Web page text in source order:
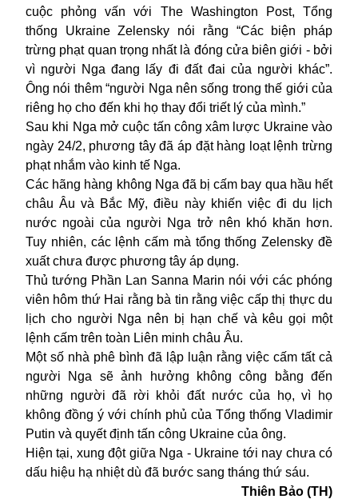
cuộc phỏng vấn với The Washington Post, Tổng
thống UkraineZelensky nói rằng “Các biện pháp
trừng phạt quan trọng nhất là đóng cửa biên giới - bởi
vì người Nga đang lấy đi đất đai của người khác”.
Ông nói thêm “người Nga nên sống trong thế giới của
riêng họ cho đến khi họ thay đổi triết lý của mình.”
Sau khi Nga mở cuộc tấn công xâm lược Ukrainevào
ngày 24/2, phương tây đã áp đặt hàng loạt lệnh trừng
phạt nhắm vào kinh tế Nga.
Các hãng hàng không Nga đã bị cấm bay qua hầu hết
châu Âu và Bắc Mỹ, điều này khiến việc đi du lịch
nước ngoài của người Nga trở nên khó khăn hơn.
Tuy nhiên, các lệnh cấm mà tổng thống Zelensky đề
xuất chưa được phương tây áp dụng.
Thủ tướng Phần Lan Sanna Marin nói với các phóng
viên hôm thứ Hai rằng bà tin rằng việc cấp thị thực du
lịch cho người Nga nên bị hạn chế và kêu gọi một
lệnh cấm trên toàn Liên minh châu Âu.
Một số nhà phê bình đã lập luận rằng việc cấm tất cả
người Nga sẽ ảnh hưởng không công bằng đến
những người đã rời khỏi đất nước của họ, vì họ
không đồng ý với chính phủ của Tổng thống Vladimir
Putin và quyết định tấn công Ukraine của ông.
Hiện tại, xung đột giữa Nga - Ukraine tới nay chưa có
dấu hiệu hạ nhiệt dù đã bước sang tháng thứ sáu.
Thiên Bảo (TH)